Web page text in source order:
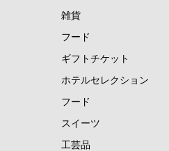
雑貨
フード
ギフトチケット
ホテルセレクション
フード
スイーツ
工芸品